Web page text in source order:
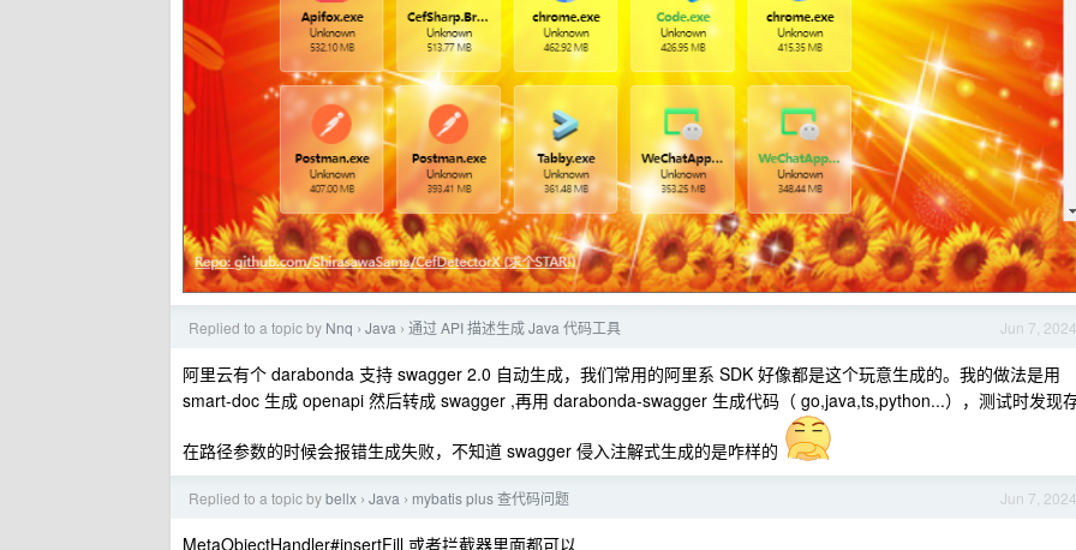
Jun 7, 2024
Replied to a topic by Nnq › Java › 通过 API 描述生成 Java 代码工具
阿里云有个 darabonda 支持 swagger 2.0 自动生成，我们常用的阿里系 SDK 好像都是这个玩意生成的。我的做法是用
smart-doc 生成 openapi 然后转成 swagger ,再用 darabonda-swagger 生成代码（ go,java,ts,python...），测试时发现
在路径参数的时候会报错生成失败，不知道 swagger 侵入注解式生成的是咋样的
Jun 7, 2024
Replied to a topic bybellx › Java › mybatis plus 查代码问题
MetaObjectHandler#insertFill 或者拦截器里面都可以